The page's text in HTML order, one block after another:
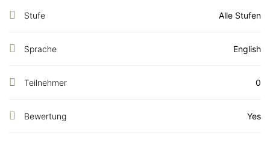
Stufe Alle Stufen
Sprache English
Teilnehmer 0
Bewertung Yes